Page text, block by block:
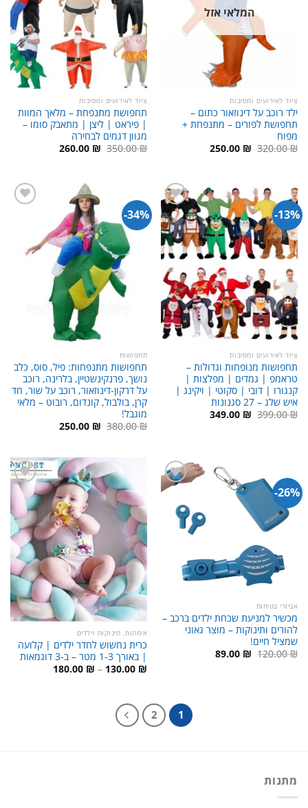
המלאי אזל
ציוד לאירועים ומסיבות
ילד רוכב על דינוזאור כתום –
תחפושת לפורים – מתנפחת +
מפוח
320.00₪ המחיר
המקורי
250.00 ₪ המחיר
הנוכחי
ציוד לאירועים ומסיבות
תחפושת מתנפחת – מלאך המוות
| פיראט | ליצן | מתאבק סומו –
מגוון דגמים לבחירה
350.00₪ המחיר
המקורי
260.00 ₪ המחיר
הנוכחי
13%-
ציוד לאירועים ומסיבות
תחפושות מנופחות וגדולות –
טראמפ | גמדים | מפלצות |
קנגורו | דובי | סקוטי | ויקינג |
איש שלג – 27 סגנונות
399.00₪ המחיר349.00 ₪ המחיר
34%-
תחפושות
תחפושות מתנפחות: פיל, סוס, כלב
נושך, פרנקינשטיין, בלרינה, רוכב
על דרקון-דינוזאור, רוכב על שור, חד
קרן, בולבול, קונדום, רובוט – מלאי
מוגבל!
380.00₪ המחיר250.00 ₪ המחיר
26%-
אביזרי בטיחות
מכשיר למניעת שכחת ילדים ברכב –
להורים ותינוקות – מוצר גאוני
שמציל חיים!
120.00₪ המחיר
המקורי
89.00 ₪ המחיר
הנוכחי
אימהות, תינוקות וילדים
כרית נחשוש לחדר ילדים | קלועה
| באורך 1-3 מטר – ב-3 דוגמאות
130.00 ₪
–
180.00 ₪ טווח
1
2
מתנות